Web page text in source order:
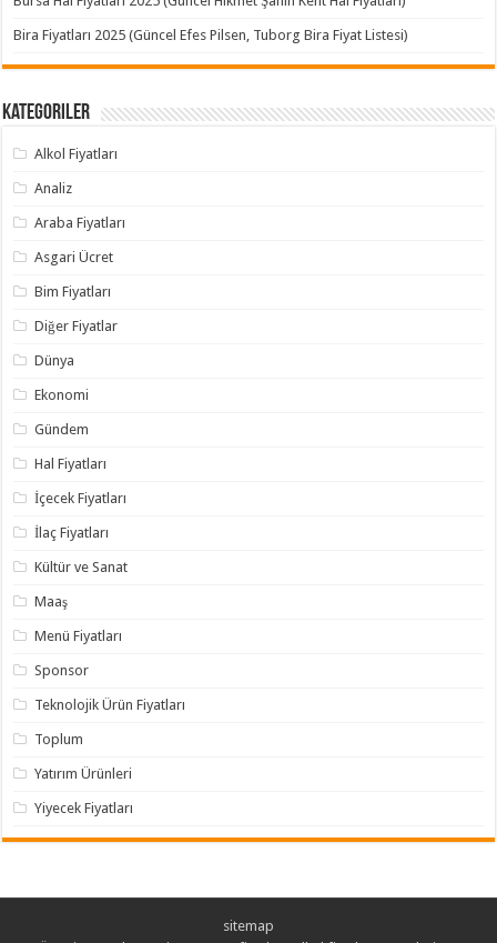
Bira Fiyatları 2025 (Güncel Efes Pilsen, Tuborg Bira Fiyat Listesi)
Kategoriler
Alkol Fiyatları
Analiz
Araba Fiyatları
Asgari Ücret
Bim Fiyatları
Diğer Fiyatlar
Dünya
Ekonomi
Gündem
Hal Fiyatları
İçecek Fiyatları
İlaç Fiyatları
Kültür ve Sanat
Maaş
Menü Fiyatları
Sponsor
Teknolojik Ürün Fiyatları
Toplum
Yatırım Ürünleri
Yiyecek Fiyatları
sitemap